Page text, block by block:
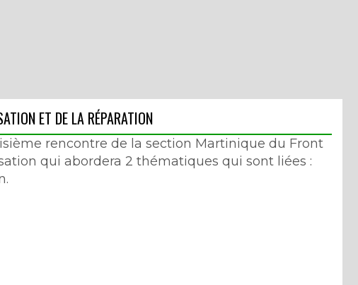
ET DE LA RÉPARATION
rencontre de la section Martinique du Front
qui abordera 2 thématiques qui sont liées :